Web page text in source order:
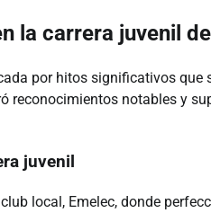
la carrera juvenil
por hitos significativos
reconocimientos notables y
juvenil
local, Emelec, donde